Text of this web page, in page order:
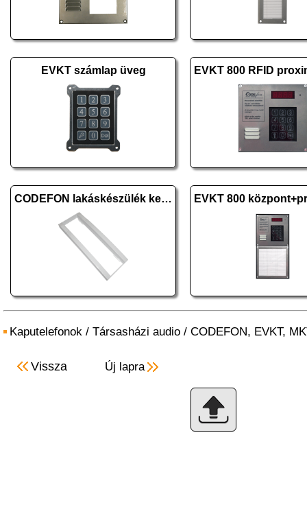
EVKT számlap üveg
CODEFON lakáskészülék keret
Kaputelefonok / Társasházi audio / CODEFON, EVKT,
Vissza Új lapra